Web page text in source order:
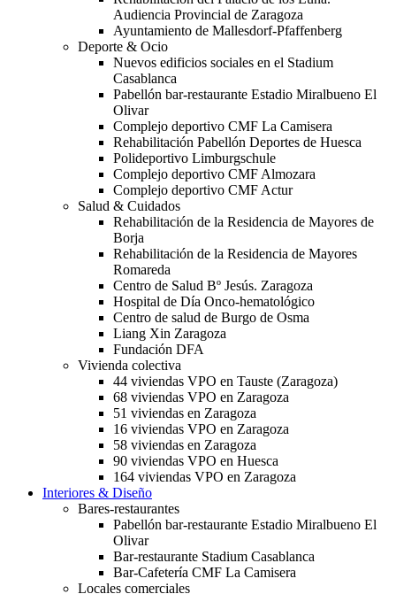
Audiencia Provincial de Zaragoza
Ayuntamiento de Mallesdorf-Pfaffenberg
Deporte & Ocio
Nuevos edificios sociales en el Stadium
Casablanca
Pabellón bar-restaurante Estadio Miralbueno El
Olivar
Complejo deportivo CMF La Camisera
Rehabilitación Pabellón Deportes de Huesca
Polideportivo Limburgschule
Complejo deportivo CMF Almozara
Complejo deportivo CMF Actur
Salud & Cuidados
Rehabilitación de la Residencia de Mayores de
Borja
Rehabilitación de la Residencia de Mayores
Romareda
Centro de Salud Bº Jesús. Zaragoza
Hospital de Día Onco-hematológico
Centro de salud de Burgo de Osma
Liang Xin Zaragoza
Fundación DFA
Vivienda colectiva
44 viviendas VPO en Tauste (Zaragoza)
68 viviendas VPO en Zaragoza
51 viviendas en Zaragoza
16 viviendas VPO en Zaragoza
58 viviendas en Zaragoza
90 viviendas VPO en Huesca
164 viviendas VPO en Zaragoza
Interiores & Diseño
Bares-restaurantes
Pabellón bar-restaurante Estadio Miralbueno El
Olivar
Bar-restaurante Stadium Casablanca
Bar-Cafetería CMF La Camisera
Locales comerciales